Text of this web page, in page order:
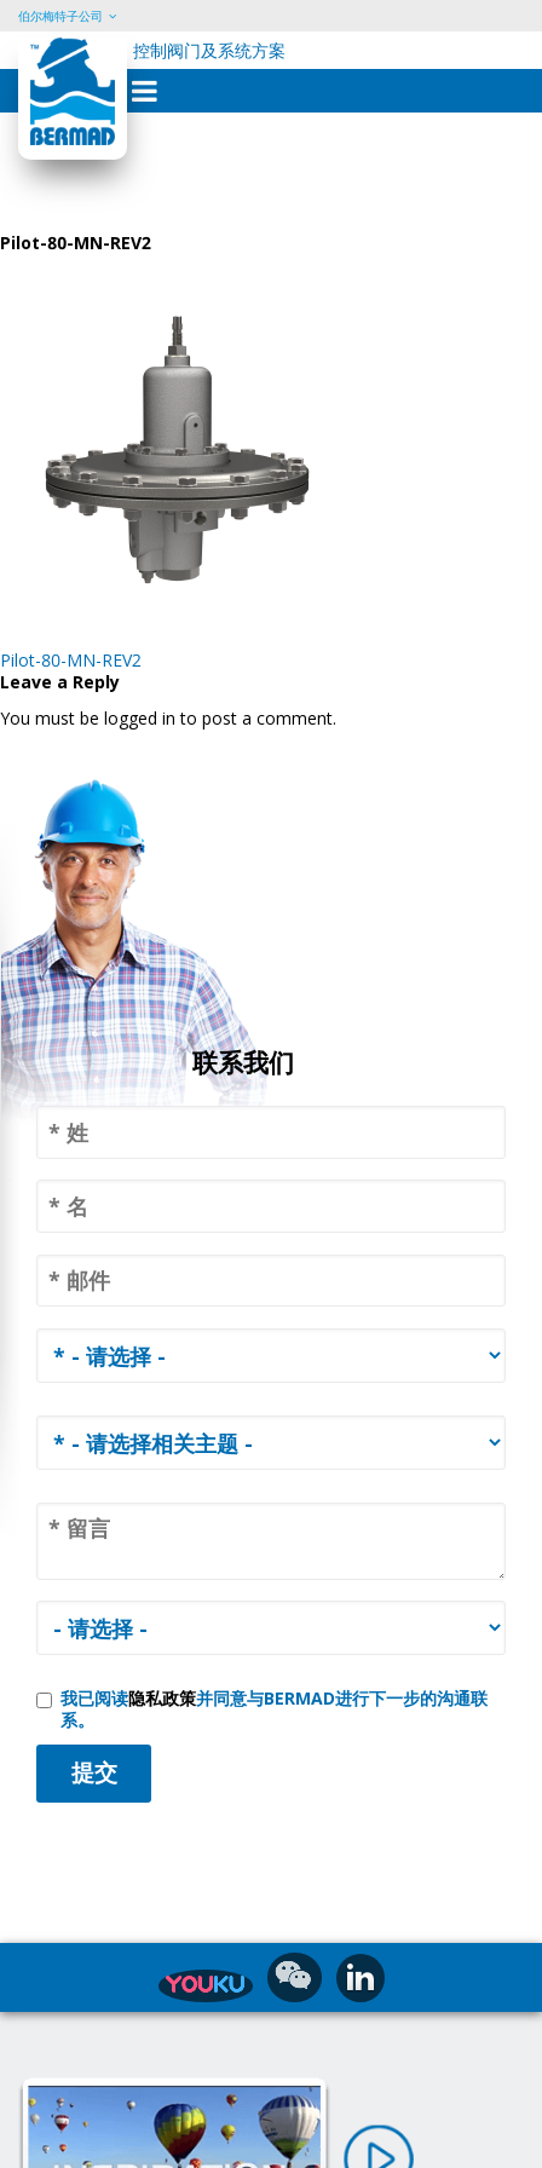
Skip
content
伯尔梅特子公司
控制阀门及系统方案
Pilot-80-MN-REV2
Post
navigation
Pilot-80-MN-REV2
Leave a Reply
You must be logged in to post a comment.
联系我们
我已阅读隐私政策并同意与BERMAD进行下一步的沟通联
系。